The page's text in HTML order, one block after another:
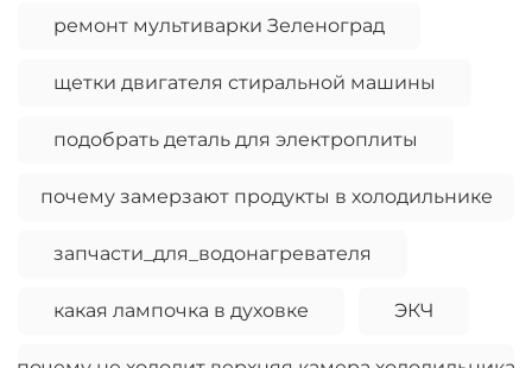
ремонт мультиварки Зеленоград
щетки двигателя стиральной машины
подобрать деталь для электроплиты
почему замерзают продукты в холодильнике
запчасти_для_водонагревателя
какая лампочка в духовке ЭКЧ